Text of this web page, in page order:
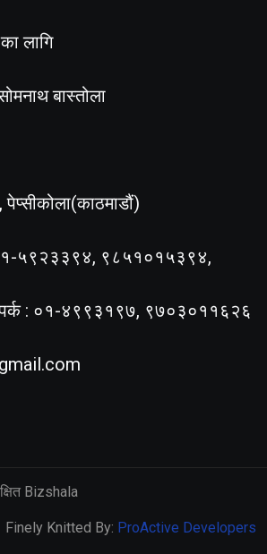
लागि
बास्तोला
पेप्सीकोला(काठमाडौं)
०१-५९२३३९४, ९८५१०१५३९४,
: ०१-४९९३१९७, ९७०३०११६२६
Bizshala
Finely Knitted By: ProActive Developers